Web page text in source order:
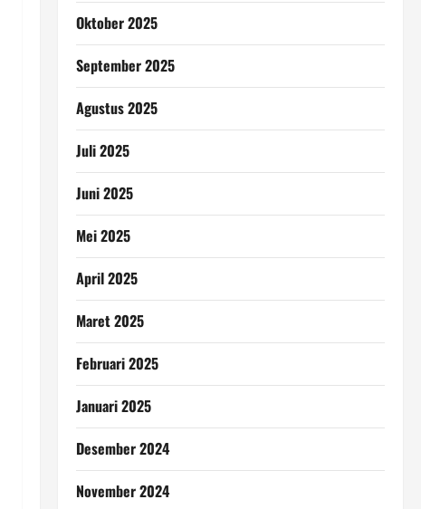
Oktober 2025
September 2025
Agustus 2025
Juli 2025
Juni 2025
Mei 2025
April 2025
Maret 2025
Februari 2025
Januari 2025
Desember 2024
November 2024